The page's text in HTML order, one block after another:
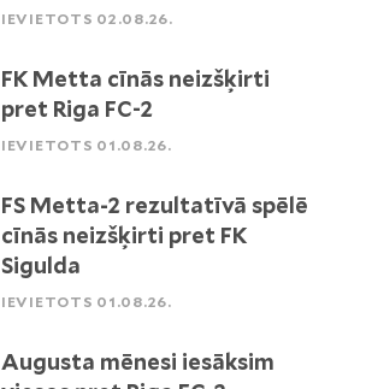
IEVIETOTS 02.08.26.
FK Metta cīnās neizšķirti
pret Riga FC-2
IEVIETOTS 01.08.26.
FS Metta-2 rezultatīvā spēlē
cīnās neizšķirti pret FK
Sigulda
IEVIETOTS 01.08.26.
Augusta mēnesi iesāksim